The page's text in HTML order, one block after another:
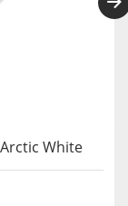
White